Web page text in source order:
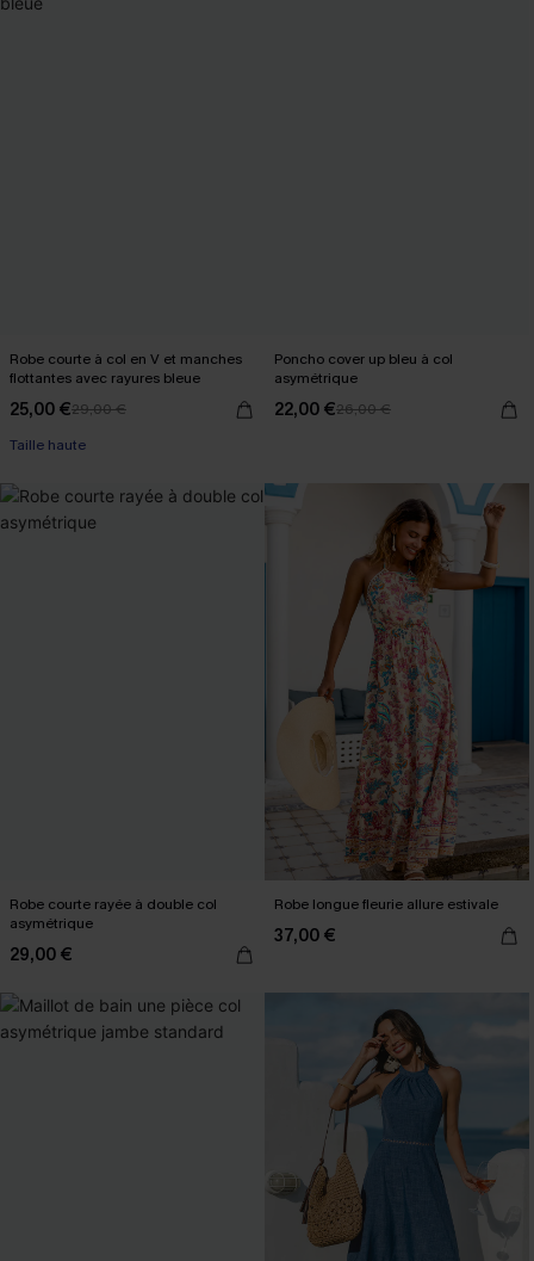
Robe courte à col en V et manches
flottantes avec rayures bleue
25,00 €29,00 €
Taille haute
Poncho cover up bleu à col
asymétrique
22,00 €26,00 €
Robe courte rayée à double col
asymétrique
29,00 €
Robe longue fleurie allure estivale
37,00 €